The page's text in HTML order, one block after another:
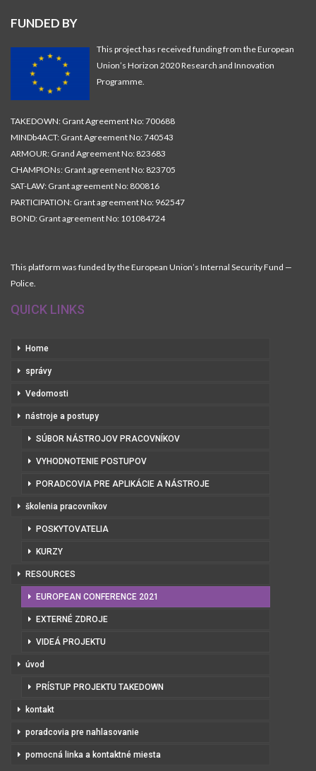
FUNDED BY
This project has received funding from the European
Union’s Horizon 2020 Research and Innovation
Programme.
TAKEDOWN: Grant Agreement No: 700688
MINDb4ACT: Grant Agreement No: 740543
ARMOUR: Grand Agreement No: 823683
CHAMPIONs: Grant agreement No: 823705
SAT-LAW: Grant agreement No: 800816
PARTICIPATION: Grant agreement No: 962547
BOND: Grant agreement No: 101084724
This platform was funded by the European Union’s Internal Security Fund —
Police.
QUICK LINKS
Home
správy
Vedomosti
nástroje a postupy
SÚBOR NÁSTROJOV PRACOVNÍKOV
VYHODNOTENIE POSTUPOV
PORADCOVIA PRE APLIKÁCIE A NÁSTROJE
školenia pracovníkov
POSKYTOVATELIA
KURZY
RESOURCES
EUROPEAN CONFERENCE 2021
EXTERNÉ ZDROJE
VIDEÁ PROJEKTU
úvod
PRÍSTUP PROJEKTU TAKEDOWN
kontakt
poradcovia pre nahlasovanie
pomocná linka a kontaktné miesta